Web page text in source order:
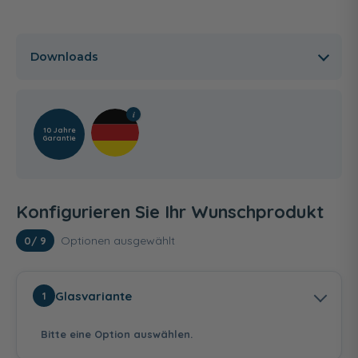
Downloads
10 Jahre
Garantie
Konfigurieren Sie Ihr Wunschprodukt
0/ 9 Optionen ausgewählt
1 Glasvariante
Bitte eine Option auswählen.